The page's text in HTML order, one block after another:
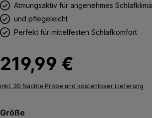
Atmungsaktiv für angenehmes Schlafklima
und pflegeleicht
Perfekt für mittelfesten Schlafkomfort
Regulärer Preis:
219,99 €
inkl. 30 Nächte Probe und kostenloser Lieferung
Größe